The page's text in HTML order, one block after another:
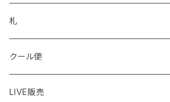
札
クール便
LIVE販売